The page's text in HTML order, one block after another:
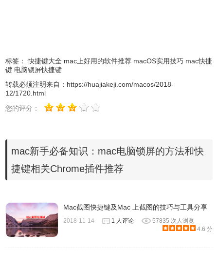
标签： 快捷键大全 mac上好用的软件推荐 macOS实用技巧 mac快捷
键 电脑锁屏快捷键
转载必须注明来自： https://huajiakeji.com/macos/2018-
12/1720.html
您的评分：
mac新手必备知识：mac电脑锁屏的方法和快
捷键相关Chrome插件推荐
Mac截图快捷键及Mac 上截图的技巧与工具分享
2018-11-14 1 人评论
57835 次人浏览
4.6 分